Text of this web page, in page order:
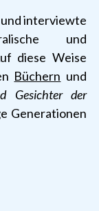
und interviewte
und
diese Weise
Büchern und
Gesichter der
Generationen